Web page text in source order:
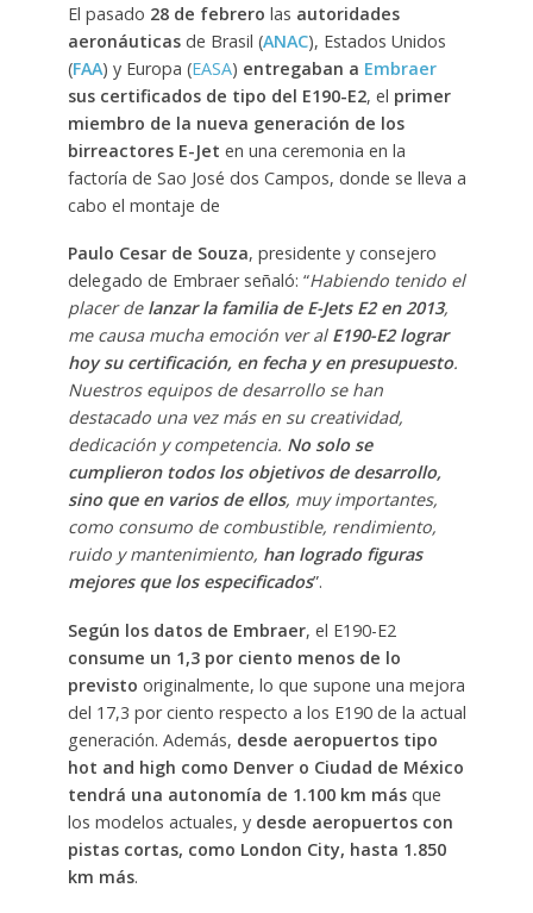
El pasado 28 de febrero las autoridades
aeronáuticasde Brasil (ANAC), Estados Unidos
(FAA) y Europa (EASA) entregaban a Embraer
sus certificados de tipo del E190-E2, el primer
miembro de la nueva generación de los
birreactores E-Jet en una ceremonia en la
factoría de Sao José dos Campos, donde se lleva a
cabo el montaje de
Paulo Cesar de Souza, presidente y consejero
delegado de Embraer señaló: “Habiendo tenido el
placer de lanzar la familia de E-Jets E2 en 2013,
me causa mucha emoción ver al E190-E2 lograr
hoy su certificación, en fecha y en presupuesto.
Nuestros equipos de desarrollo se han
destacado una vez más en su creatividad,
dedicación y competencia. No solo se
cumplieron todos los objetivos de desarrollo,
sino que en varios de ellos, muy importantes,
como consumo de combustible, rendimiento,
ruido y mantenimiento, han logrado figuras
mejores que los especificados”.
Según los datos de Embraer, el E190-E2
consume un 1,3 por ciento menos de lo
previsto originalmente, lo que supone una mejora
del 17,3 por ciento respecto a los E190 de la actual
generación. Además, desde aeropuertos tipo
hot and high como Denver o Ciudad de México
tendrá una autonomía de 1.100 km másque
los modelos actuales, y desde aeropuertos con
pistas cortas, como London City, hasta 1.850
km más.